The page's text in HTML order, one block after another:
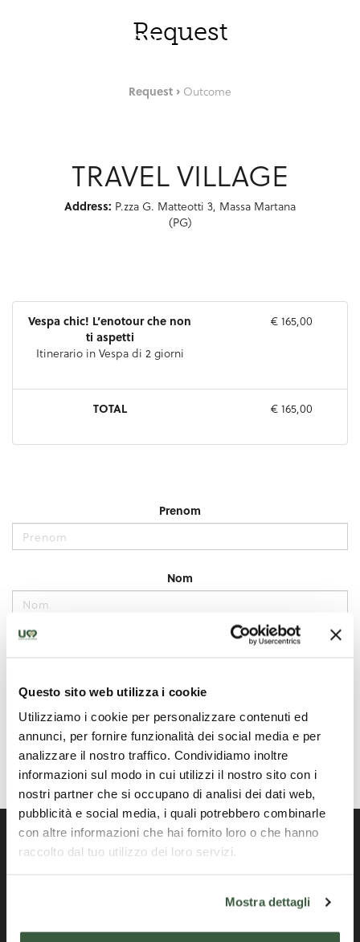
Questo sito web utilizza i cookie
Utilizziamo i cookie per personalizzare contenuti ed
annunci, per fornire funzionalità dei social media e per
analizzare il nostro traffico. Condividiamo inoltre
informazioni sul modo in cui utilizzi il nostro sito con i
nostri partner che si occupano di analisi dei dati web,
pubblicità e social media, i quali potrebbero combinarle
con altre informazioni che hai fornito loro o che hanno
raccolto dal tuo utilizzo dei loro servizi.
Mostra dettagli
Portail officiel de la Région Ombrie